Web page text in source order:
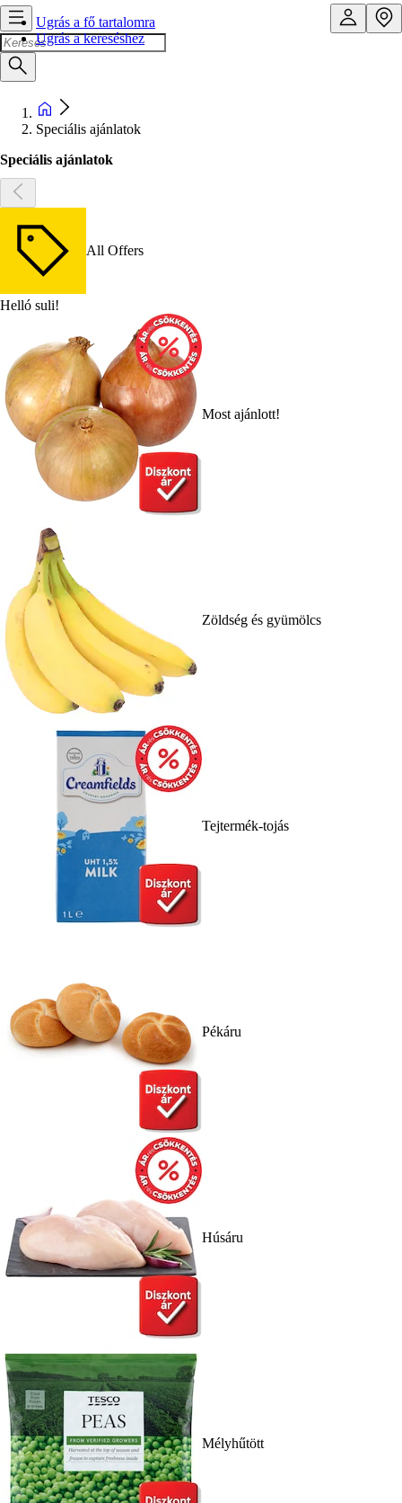
Ugrás a fő tartalomra
Ugrás a kereséshez
Speciális ajánlatok
Speciális ajánlatok
All Offers
Helló suli!
Most ajánlott!
Zöldség és gyümölcs
Tejtermék-tojás
Pékáru
Húsáru
Mélyhűtött